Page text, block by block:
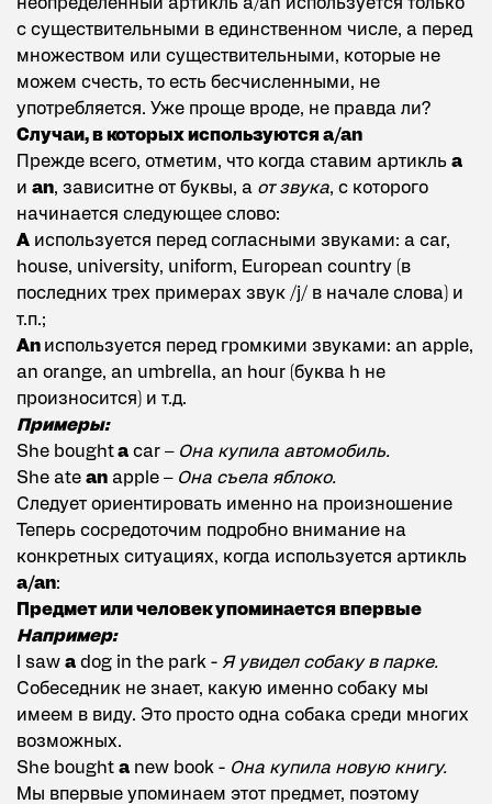
с существительными в единственном числе, а перед
множеством или существительными, которые не
можем счесть, то есть бесчисленными, не
употребляется. Уже проще вроде, не правда ли?
Случаи, в которых используются a/an
Прежде всего, отметим, что когда ставим артикль a
и an, зависитне от буквы, а от звука, с которого
начинается следующее слово:
A используется перед согласными звуками: a car,
house, university, uniform, European country (в
последних трех примерах звук /j/ в начале слова) и
т.п.;
An используется перед громкими звуками: an apple,
an orange, an umbrella, an hour (буква h не
произносится) и т.д.
Примеры:
She boughta car – Она купила автомобиль.
She ate an apple – Она съела яблоко.
Следует ориентировать именно на произношение
Теперь сосредоточим подробно внимание на
конкретных ситуациях, когда используется артикль
a/an:
Предмет или человек упоминается впервые
Например:
I saw a dog in the park - Я увидел собаку в парке.
Собеседник не знает, какую именно собаку мы
имеем в виду. Это просто одна собака среди многих
возможных.
She bought a new book - Она купила новую книгу.
Мы впервые упоминаем этот предмет, поэтому